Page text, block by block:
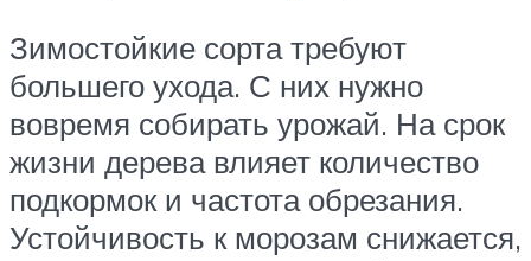
Зимостойкие сорта требуют
большего ухода. С них нужно
вовремя собирать урожай. На срок
жизни дерева влияет количество
подкормок и частота обрезания.
Устойчивость к морозам снижается,